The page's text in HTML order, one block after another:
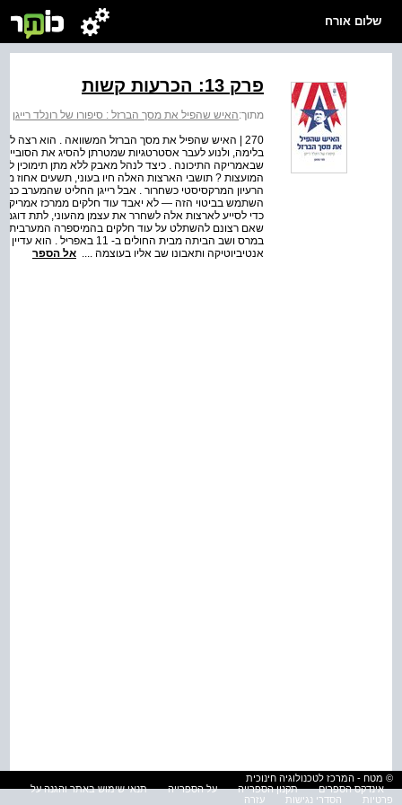
שלום אורח
פרק 13: הכרעות קשות
מתוך:האיש שהפיל את מסך הברזל : סיפורו של רונלד רייגן
270 | האיש שהפיל את מסך הברזל המשוואה . הוא רצה
בלימה, ולנוע לעבר אסטרטגיות שמטרתן להסיג את
שבאמריקה התיכונה . כיצד לנהל מאבק ללא מתן תימוכין
המועצות ? תושבי הארצות האלה חיו בעוני, תשעים אחוז
הרעיון המרקסיסטי כשחרור . אבל רייגן החליט שהמערב
השתמש בביטוי הזה — לא יאבד עוד חלקים ממרכז
כדי לסייע לארצות אלה לשחרר את עצמן מהעוני, לתת
במרס ושב הביתה מבית
אנטיביוטיקה ותאבונו שב אליו בעוצמה .... אל הספר
© מטח - המרכז לטכנולוגיה חינוכית
אינדקס הספרים
תקנון הספרייה על הספרייה
תנאי שימוש באתר והגנה על
פרטיות
הסדרי נגישות עזרה